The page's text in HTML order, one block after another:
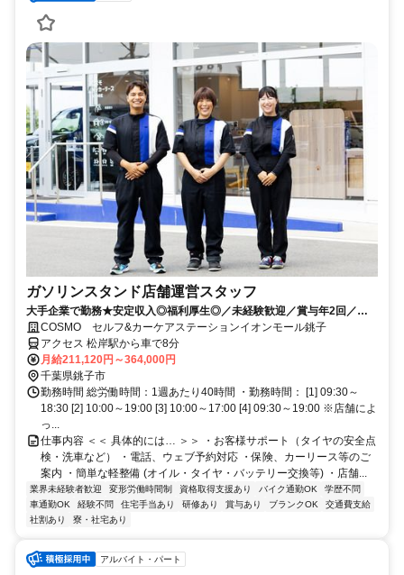
ガソリンスタンド店舗運営スタッフ
大手企業で勤務★安定収入◎福利厚生◎／未経験歓迎／賞与年2回／月9
～12日休み+休暇制度も充実◎／サービス残業無し
COSMO セルフ&カーケアステーションイオンモール銚子
アクセス 松岸駅から車で8分
月給211,120円～364,000円
千葉県銚子市
勤務時間 総労働時間：1週あたり40時間 ・勤務時間： [1] 09:30～
18:30 [2] 10:00～19:00 [3] 10:00～17:00 [4] 09:30～19:00 ※店舗によ
っ...
仕事内容 ＜＜ 具体的には… ＞＞ ・お客様サポート（タイヤの安全点
検・洗車など） ・電話、ウェブ予約対応 ・保険、カーリース等のご
案内 ・簡単な軽整備 (オイル・タイヤ・バッテリー交換等) ・店舗...
業界未経験者歓迎 変形労働時間制 資格取得支援あり バイク通勤OK
学歴不問
車通勤OK
経験不問 住宅手当あり 研修あり 賞与あり ブランクOK
交通費支給
社割あり
寮・社宅あり
アルバイト・パート